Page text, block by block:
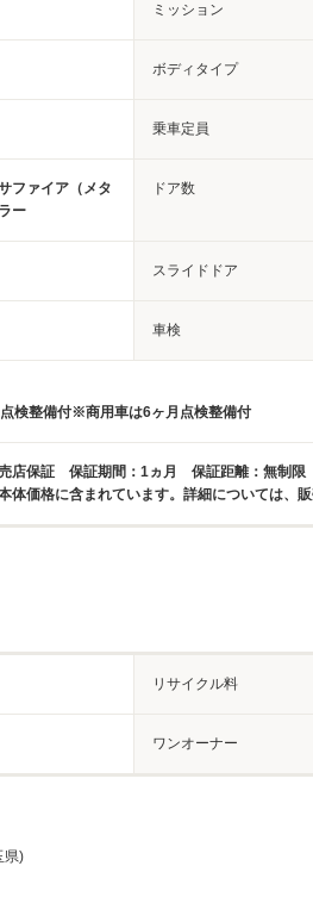
ミッション
ボディタイプ
乗車定員
ファイア（メタ
ー
ドア数
スライドドア
車検
検整備付※商用車は6ヶ月点検整備付
店保証 保証期間：1ヵ月 保証距離：無制限
体価格に含まれています。詳細については、販
リサイクル料
ワンオーナー
県)